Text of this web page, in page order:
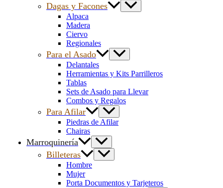
Dagas y Facones
Alpaca
Madera
Ciervo
Regionales
Para el Asado
Delantales
Herramientas y Kits Parrilleros
Tablas
Sets de Asado para Llevar
Combos y Regalos
Para Afilar
Piedras de Afilar
Chairas
Marroquinería
Billeteras
Hombre
Mujer
Porta Documentos y Tarjeteros